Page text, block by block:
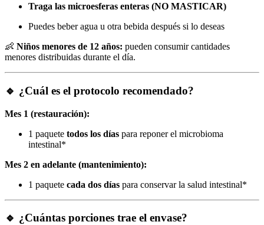
Traga las microesferas enteras (NO MASTICAR)
Puedes beber agua u otra bebida después si lo deseas
👶 Niños menores de 12 años: pueden consumir cantidades
menores distribuidas durante el día.
🔹 ¿Cuál es el protocolo recomendado?
Mes 1 (restauración):
1 paquete todos los días para reponer el microbioma
intestinal*
Mes 2 en adelante (mantenimiento):
1 paquete cada dos días para conservar la salud intestinal*
🔹 ¿Cuántas porciones trae el envase?